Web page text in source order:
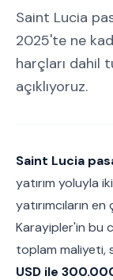
Saint Lucia
2025'te ne
harçları dahil
açıklıyoruz.
Saint Lucia
yatırım yoluyla
yatırımcıların
Karayipler'in bu
toplam maliyeti,
USD ile